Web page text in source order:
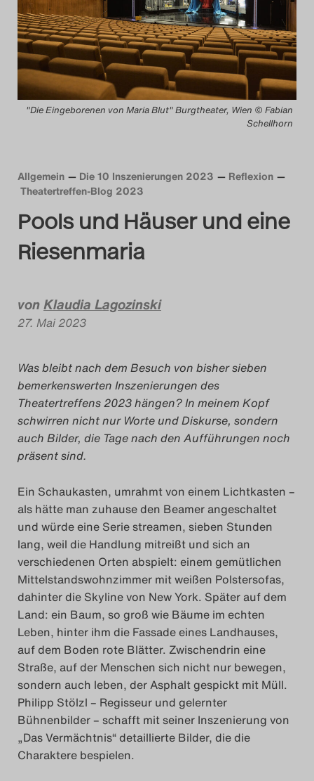
Das Theatertreffen-Blog
2014
Das Theatertreffen-Blog
2015
2016
Das Theatertreffen-Blog
2017
2018
2018 Alumni
Das Theatertreffen-Blog
2019
Das Theatertreffen-Blog
2020
Das Theatertreffen-Blog
2021
Das Theatertreffen-Blog
2022
Das Theatertreffen-Blog
2023
Das Theatertreffen-Blog
2024
"Die Eingeborenen von Maria Blut" Burgtheater, Wien © Fabian
Schellhorn
Allgemein Die 10 Inszenierungen 2023
Reflexion
Theatertreffen-Blog 2023
Pools und Häuser und eine
Riesenmaria
vonKlaudia Lagozinski
27. Mai 2023
Was bleibt nach dem Besuch von bisher sieben
bemerkenswerten Inszenierungen des
Theatertreffens 2023 hängen? In meinem Kopf
schwirren nicht nur Worte und Diskurse, sondern
auch Bilder, die Tage nach den Aufführungen noch
präsent sind.
Ein Schaukasten, umrahmt von einem Lichtkasten –
als hätte man zuhause den Beamer angeschaltet
und würde eine Serie streamen, sieben Stunden
lang, weil die Handlung mitreißt und sich an
verschiedenen Orten abspielt: einem gemütlichen
Mittelstandswohnzimmer mit weißen Polstersofas,
dahinter die Skyline von New York. Später auf dem
Land: ein Baum, so groß wie Bäume im echten
Leben, hinter ihm die Fassade eines Landhauses,
auf dem Boden rote Blätter. Zwischendrin eine
Straße, auf der Menschen sich nicht nur bewegen,
sondern auch leben, der Asphalt gespickt mit Müll.
Philipp Stölzl – Regisseur und gelernter
Bühnenbilder – schafft mit seiner Inszenierung von
„Das Vermächtnis“ detaillierte Bilder, die die
Charaktere bespielen.